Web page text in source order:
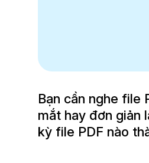
Bạn cần nghe file
mắt hay đơn giản
kỳ file PDF nào